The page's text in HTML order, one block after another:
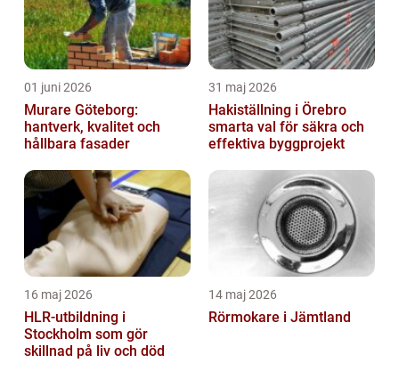
01 juni 2026
Murare Göteborg:
hantverk, kvalitet och
hållbara fasader
31 maj 2026
Hakiställning i Örebro
smarta val för säkra och
effektiva byggprojekt
16 maj 2026
HLR-utbildning i
Stockholm som gör
skillnad på liv och död
14 maj 2026
Rörmokare i Jämtland